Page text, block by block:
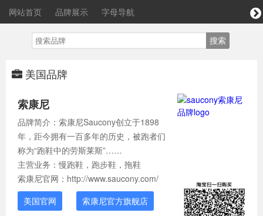
网站首页 品牌展示 字母导航
美国品牌
索康尼
品牌简介：索康尼Saucony创立于1898
年，距今拥有一百多年的历史，被跑者们
称为“跑鞋中的劳斯莱斯”……
主营业务：慢跑鞋，跑步鞋，拖鞋
索康尼官网：http://www.saucony.com/
美国官网
索康尼官方旗舰店